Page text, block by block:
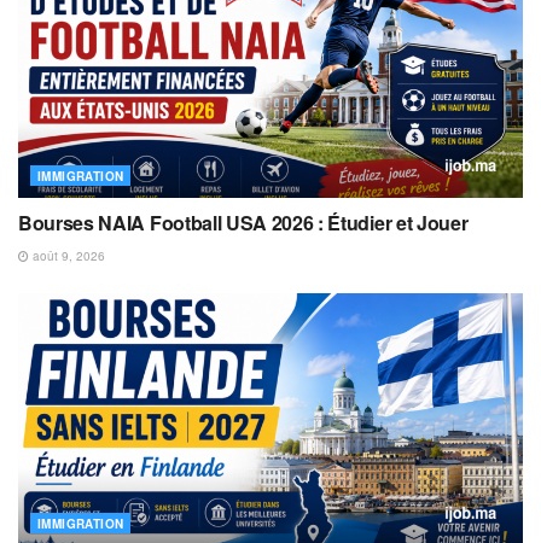
IMMIGRATION
Bourses NAIA Football USA 2026 : Étudier et Jouer
août 9, 2026
IMMIGRATION